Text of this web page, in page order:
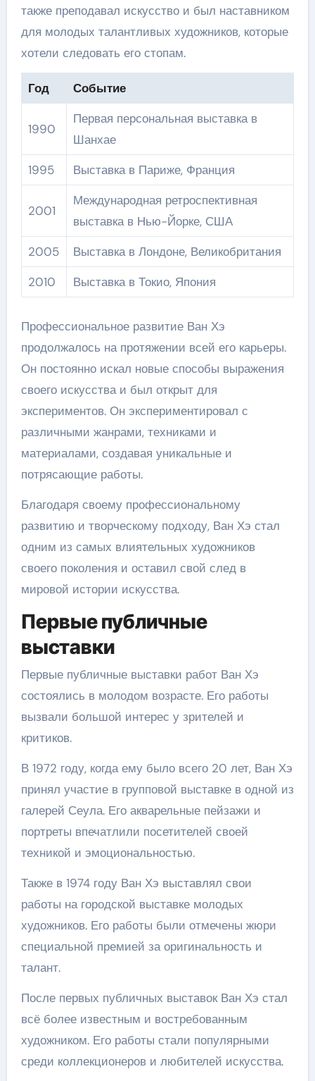
также преподавал искусство и был наставником
для молодых талантливых художников, которые
хотели следовать его стопам.
Год Событие
1990
Первая персональная выставка в
Шанхае
1995
Выставка в Париже, Франция
2001
Международная ретроспективная
выставка в Нью-Йорке, США
2005
Выставка в Лондоне, Великобритания
2010
Выставка в Токио, Япония
Профессиональное развитие Ван Хэ
продолжалось на протяжении всей его карьеры.
Он постоянно искал новые способы выражения
своего искусства и был открыт для
экспериментов. Он экспериментировал с
различными жанрами, техниками и
материалами, создавая уникальные и
потрясающие работы.
Благодаря своему профессиональному
развитию и творческому подходу, Ван Хэ стал
одним из самых влиятельных художников
своего поколения и оставил свой след в
мировой истории искусства.
Первые публичные
выставки
Первые публичные выставки работ Ван Хэ
состоялись в молодом возрасте. Его работы
вызвали большой интерес у зрителей и
критиков.
В 1972 году, когда ему было всего 20 лет, Ван Хэ
принял участие в групповой выставке в одной из
галерей Сеула. Его акварельные пейзажи и
портреты впечатлили посетителей своей
техникой и эмоциональностью.
Также в 1974 году Ван Хэ выставлял свои
работы на городской выставке молодых
художников. Его работы были отмечены жюри
специальной премией за оригинальность и
талант.
После первых публичных выставок Ван Хэ стал
всё более известным и востребованным
художником. Его работы стали популярными
среди коллекционеров и любителей искусства.